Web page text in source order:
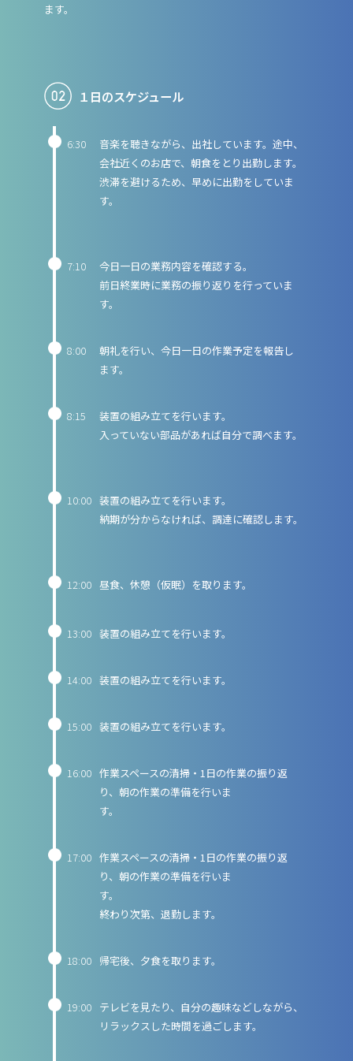
ます。
１日のスケジュール
6:30
音楽を聴きながら、出社しています。途中、
会社近くのお店で、朝食をとり出勤します。
渋滞を避けるため、早めに出勤をしていま
す。
7:10
今日一日の業務内容を確認する。
前日終業時に業務の振り返りを行っていま
す。
8:00
朝礼を行い、今日一日の作業予定を報告し
ます。
8:15
装置の組み立てを行います。
入っていない部品があれば自分で調べます。
10:00 装置の組み立てを行います。
納期が分からなければ、調達に確認します。
12:00 昼食、休憩（仮眠）を取ります。
13:00 装置の組み立てを行います。
14:00 装置の組み立てを行います。
15:00 装置の組み立てを行います。
16:00 作業スペースの清掃・1日の作業の振り返
り、朝の作業の準備を行いま
す
17:00 作業スペースの清掃・1日の作業の振り返
り、朝の作業の準備を行いま
す
終わり次第、退勤します。
18:00 帰宅後、夕食を取ります。
19:00 テレビを見たり、自分の趣味などしながら、
リラックスした時間を過ごします。